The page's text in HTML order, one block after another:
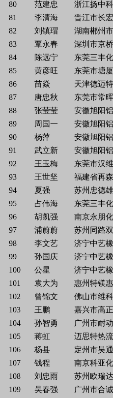
80 范建忠
浙江扬中
81
李清海
晋江市长
82
刘镇瑁
湖南郴州
83
覃永春
深圳市京
84
陈远宁
东莞三丰
85
黄彦旺
东莞市塘
86
苗焱
天津德迈
87
唐忠秋
东莞市常
88
张莹莹
安徽旭阳
89
周国一
安徽旭阳
90
杨萍
安徽旭阳
91
武立新
安徽旭阳
92
王玉梅
东莞市汉
93
王世坚
福建省再
94
夏强
苏州忠德
95
占伟海
东莞三丰
96
胡凯强
南京永朋
97
浦蔚蔚
苏州同路
98
李文艺
济宁中艺
99
孙国庆
济宁中艺
100
公星
济宁中艺
101
袁大为
惠州特镁
102
曾锦文
佛山市维
103
王鹏
嘉兴市高
104
孙智勇
广州市耐
105
蒋虹
迈思特热
106
杨县
定州市昊
107
钱程
南京科亚
108
刘忠雨
苏州欧瑞
109
吴春强
广州市合